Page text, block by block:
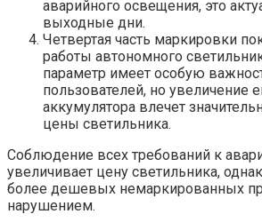
аварийного освещения, это
выходные дни.
Четвертая часть маркировки
работы автономного
параметр имеет особую
пользователей, но увеличение
аккумулятора влечет
цены светильника.
Соблюдение всех требований к
увеличивает цену светильника,
более дешевых немаркированных
нарушением.